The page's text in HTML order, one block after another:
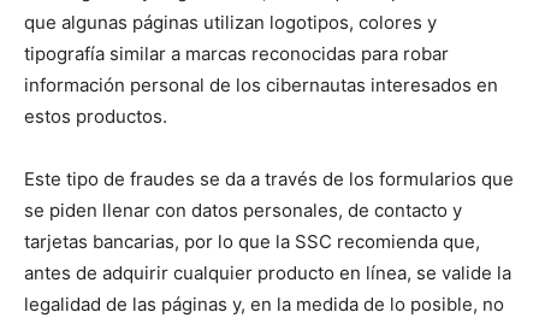
que algunas páginas utilizan logotipos, colores y
tipografía similar a marcas reconocidas para robar
información personal de los cibernautas interesados en
estos productos.
Este tipo de fraudes se da a través de los formularios que
se piden llenar con datos personales, de contacto y
tarjetas bancarias, por lo que la SSC recomienda que,
antes de adquirir cualquier producto en línea, se valide la
legalidad de las páginas y, en la medida de lo posible, no